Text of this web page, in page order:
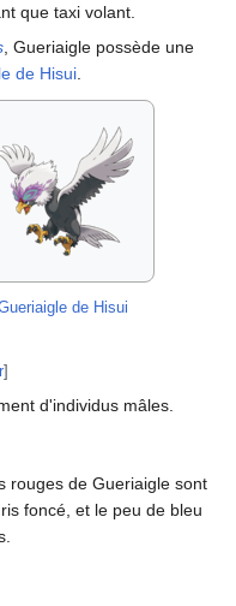
que taxi volant.
, Gueriaigle possède une
de Hisui
de Hisui
]
d'individus mâles.
rouges de Gueriaigle sont
foncé, et le peu de bleu